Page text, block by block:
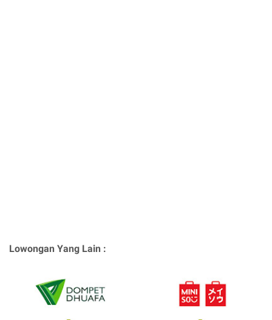
Lowongan Yang Lain :